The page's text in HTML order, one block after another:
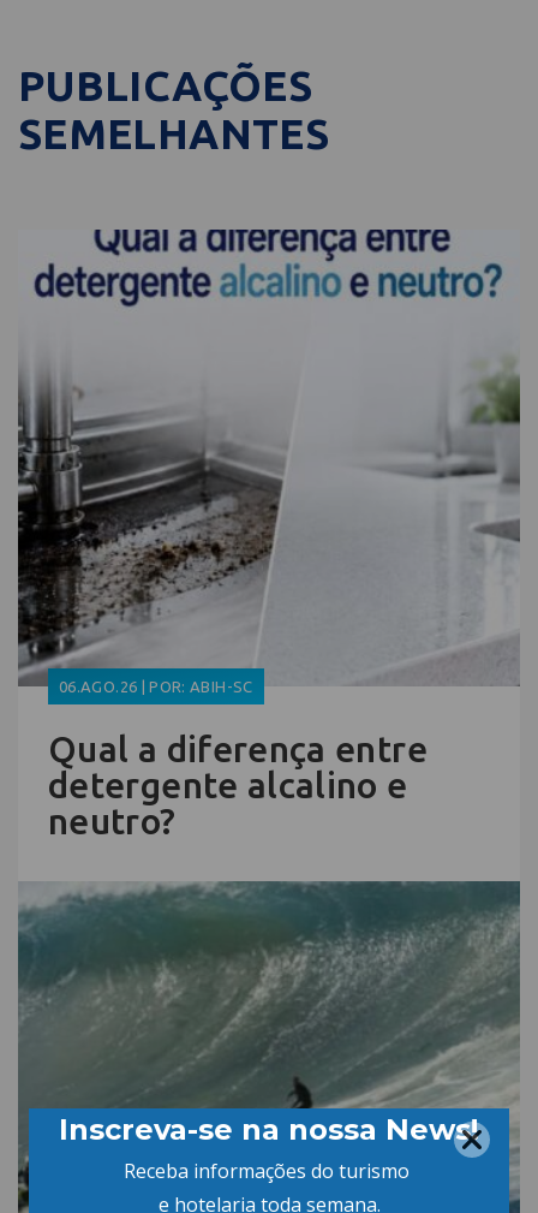
PUBLICAÇÕES
SEMELHANTES
06.AGO.26 | POR: ABIH-SC
Qual a diferença entre
detergente alcalino e
neutro?